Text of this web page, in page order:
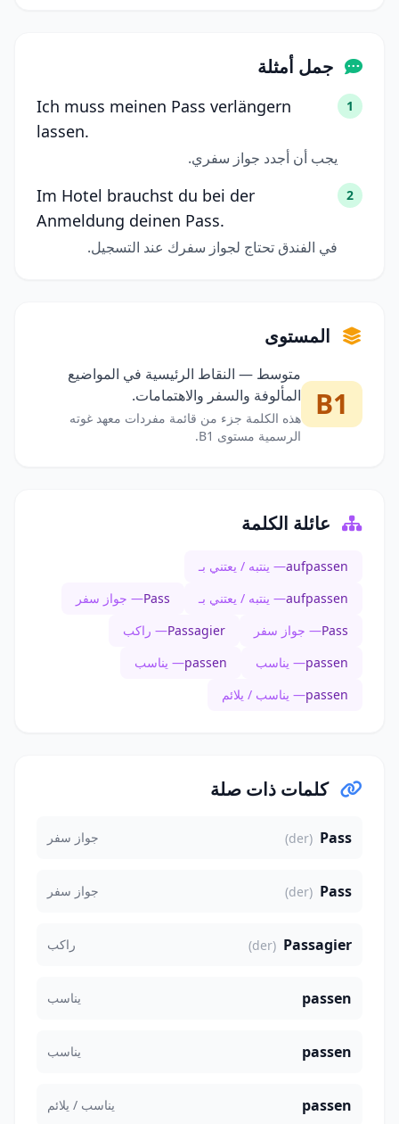
جمل أمثلة
1
Ich muss meinen Pass verlängern
lassen.
يجب أن أجدد جواز سفري.
2
Im Hotel brauchst du bei der
Anmeldung deinen Pass.
في الفندق تحتاج لجواز سفرك عند التسجيل.
المستوى
B1
متوسط — النقاط الرئيسية في المواضيع
المألوفة والسفر والاهتمامات.
هذه الكلمة جزء من قائمة مفردات معهد غوته
الرسمية مستوى B1.
عائلة الكلمة
aufpassen— ينتبه / يعتني بـ
aufpassen— ينتبه / يعتني بـ Pass— جواز سفر
Pass— جواز سفر Passagier— راكب
passen— يناسب passen— يناسب
passen— يناسب / يلائم
كلمات ذات صلة
Pass
(der) جواز سفر
Pass
(der) جواز سفر
Passagier
(der) راكب
passen يناسب
passen يناسب
passen يناسب / يلائم